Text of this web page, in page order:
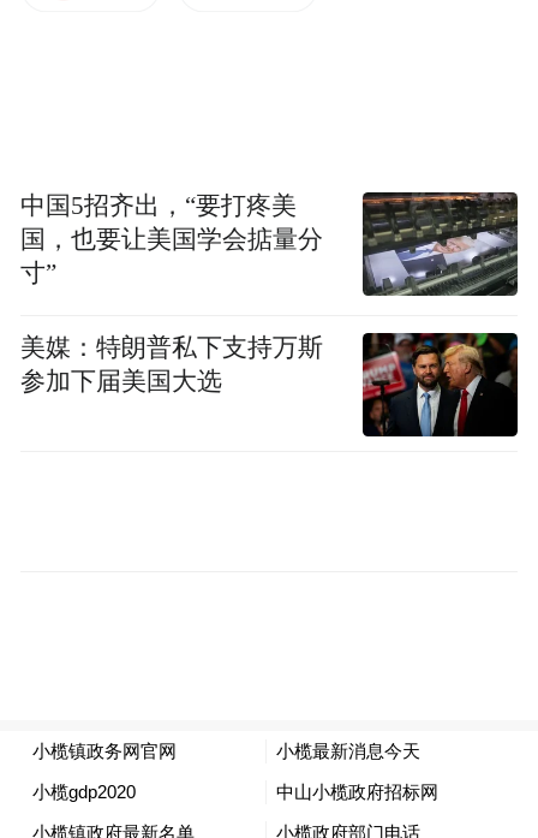
凤凰网广东发自珠海
中国5招齐出，“要打疼美
国，也要让美国学会掂量分
寸”
美媒：特朗普私下支持万斯
参加下届美国大选